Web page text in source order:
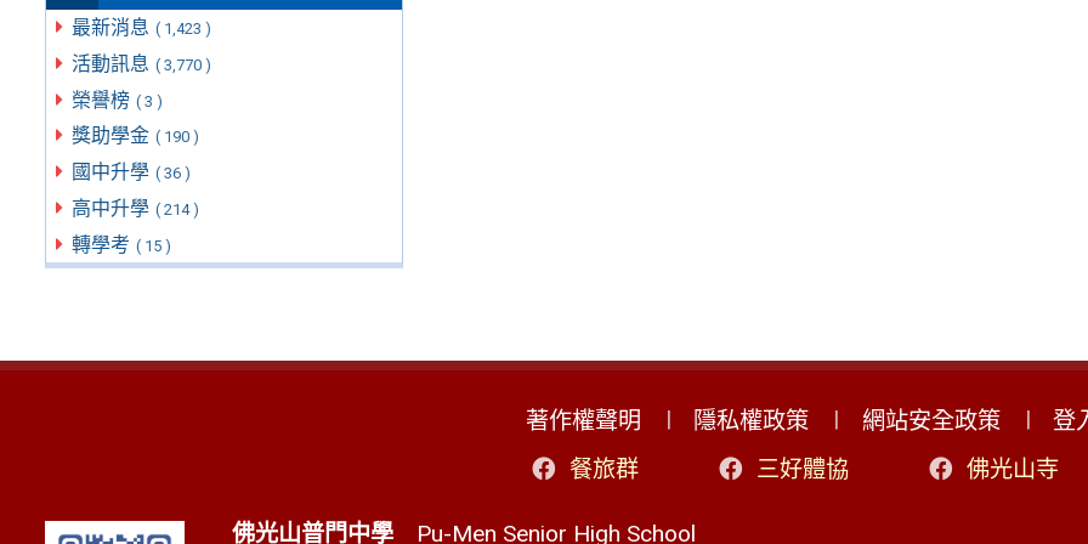
最新消息 ( 1,423 )
活動訊息 ( 3,770 )
榮譽榜 ( 3 )
獎助學金 ( 190 )
國中升學 ( 36 )
高中升學 ( 214 )
轉學考 ( 15 )
著作權聲明 隱私權政策 網站安全政策
登
餐旅群
三好體協 佛光山寺
佛光山普門中學Pu-Men Senior High School